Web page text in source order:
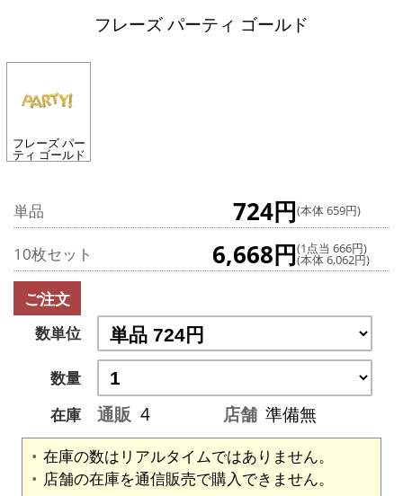
フレーズ パーティ ゴールド
フレーズ パー
ティ ゴールド
単品 724円(本体 659円)
10枚セット 6,668円(1点当 666円)
(本体 6,062円)
ご注文
数単位
数量
在庫
通販 4 店舗 準備無
在庫の数はリアルタイムではありません。
店舗の在庫を通信販売で購入できません。